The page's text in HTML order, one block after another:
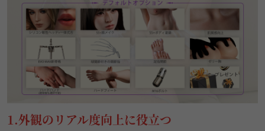
1.外観のリアル度向上に役立つ